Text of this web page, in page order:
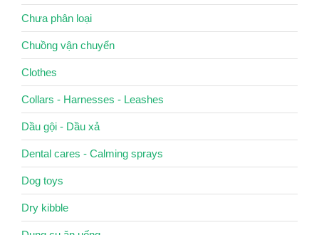
Chưa phân loại
Chuồng vận chuyển
Clothes
Collars - Harnesses - Leashes
Dầu gội - Dầu xả
Dental cares - Calming sprays
Dog toys
Dry kibble